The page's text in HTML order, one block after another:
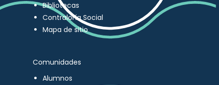
Bibliotecas
Contraloría Social
Mapa de sitio
Comunidades
Alumnos